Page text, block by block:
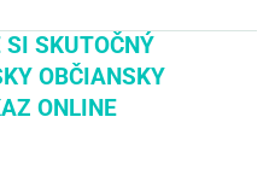
SI SKUTOČNÝ
OBČIANSKY
ONLINE